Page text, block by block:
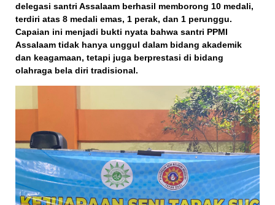
delegasi santri Assalaam berhasil memborong 10 medali,
terdiri atas 8 medali emas, 1 perak, dan 1 perunggu.
Capaian ini menjadi bukti nyata bahwa santri PPMI
Assalaam tidak hanya unggul dalam bidang akademik
dan keagamaan, tetapi juga berprestasi di bidang
olahraga bela diri tradisional.